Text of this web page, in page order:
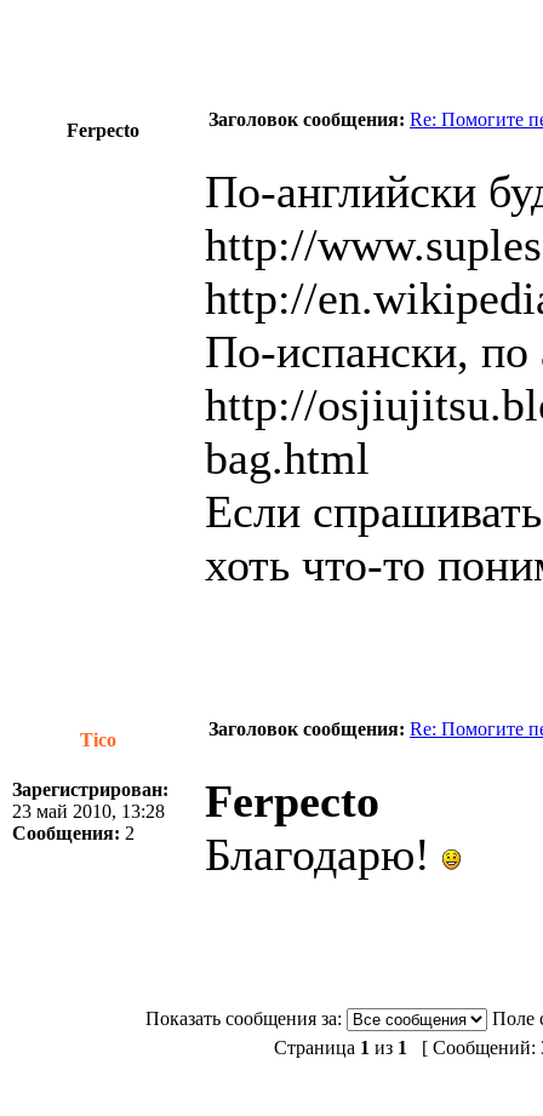
Ferpecto
Заголовок сообщения: Re: Помогите
По-английски
http://
http://
По-испански, по
http://
bag.html
Если
хоть что-то
Tico
Заголовок сообщения: Re: Помогите
Зарегистрирован:
23 май 2010, 13:28
Сообщения: 2
Ferpecto
Благодарю!
Показать сообщения за:
Поле
Страница 1 из 1 [ Сообщений: